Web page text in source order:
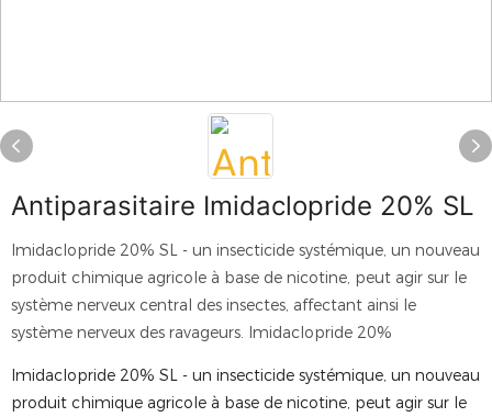
Antiparasitaire Imidaclopride 20% SL
Imidaclopride 20% SL - un insecticide systémique, un nouveau
produit chimique agricole à base de nicotine, peut agir sur le
système nerveux central des insectes, affectant ainsi le
système nerveux des ravageurs. Imidaclopride 20%
Imidaclopride 20% SL - un insecticide systémique, un nouveau
produit chimique agricole à base de nicotine, peut agir sur le